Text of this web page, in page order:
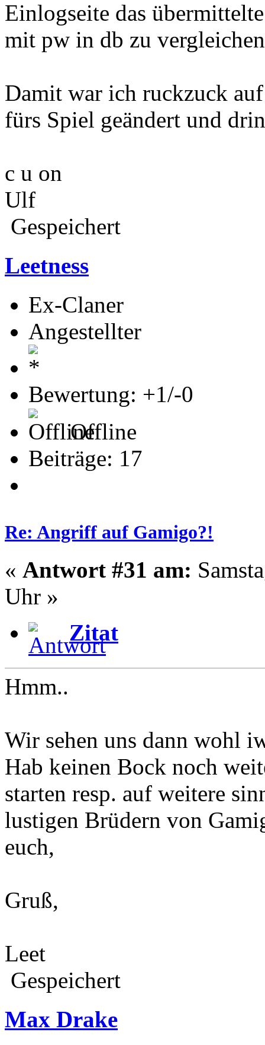
Einlogseite das
mit pw in db zu
Damit war ich ruckzuck
fürs Spiel geändert und
c u on
Ulf
Gespeichert
Leetness
Ex-Claner
Angestellter
Bewertung: +1/-0
Offline
Beiträge: 17
Re: Angriff auf Gamigo?!
« Antwort #31 am:
Uhr »
Zitat
Hmm..
Wir sehen uns dann wohl
Hab keinen Bock noch
starten resp. auf weitere
lustigen Brüdern von
euch,
Gruß,
Leet
Gespeichert
Max Drake